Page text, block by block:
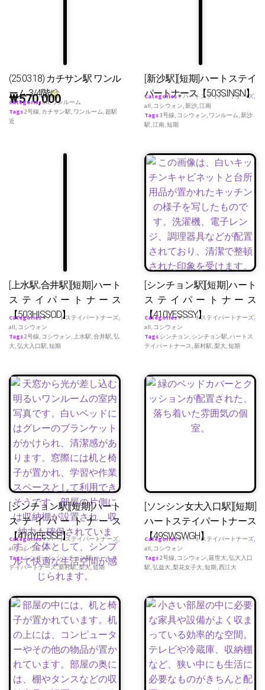
(25.03.18) カチサン駅 ワンル
ーム 3/4階
₩570,000
Categoriesall,ワンルーム
Tags2号線, カチサン駅, ワンルーム, 超駅
近
[新沙駅][短期]ハートステイ
パートナース【503SINSN】
Categories♥ ハートステイパートナーズ,
all, コシウォン,新沙,江南
Tags3号線, コシウォン, ワンルーム,新沙
駅,江南,短期
[上水駅,合井駅][短期]ハート
ステイパートナース
【503HISSOD】
Categories♥ ハートステイパートナーズ,
all, コシウォン
Tags2号線, コシウォン, 上水駅,合井駅,弘
大,弘大入口駅,短期
[シンチョン駅][短期]ハート
ステイパートナース
【410YESSSY】
Categories♥ ハートステイパートナーズ,
all, コシウォン
Tags シンチョン, シンチョン駅,ハートス
テイパートナース,新村駅,梨大,短期
[シンチョン駅][短期]ハート
ステイパートナース
【410YEESSE】
Categories♥ ハートステイパートナーズ,
all,コシウォン
Tagsシンチョン,シンチョン駅,ハートス
テイパートナース,新村駅,梨大,短期
[ソンシン女大入口駅][短期]
ハートステイパートナース
【49SWSWGH】
Categories♥ ハートステイパートナーズ,
all, コシウォン
Tags2号線, コシウォン,延世大,弘大入口
駅,弘益大,梨花女子大,短期,西江大